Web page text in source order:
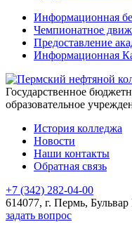
Информационная
Чемпионатное
Предоставление
Информационная
Государственное
образовательное
История колледжа
Новости
Наши контакты
Обратная связь
+7 (342) 282-04-00
614077, г. Пермь, Бульвар
задать вопрос